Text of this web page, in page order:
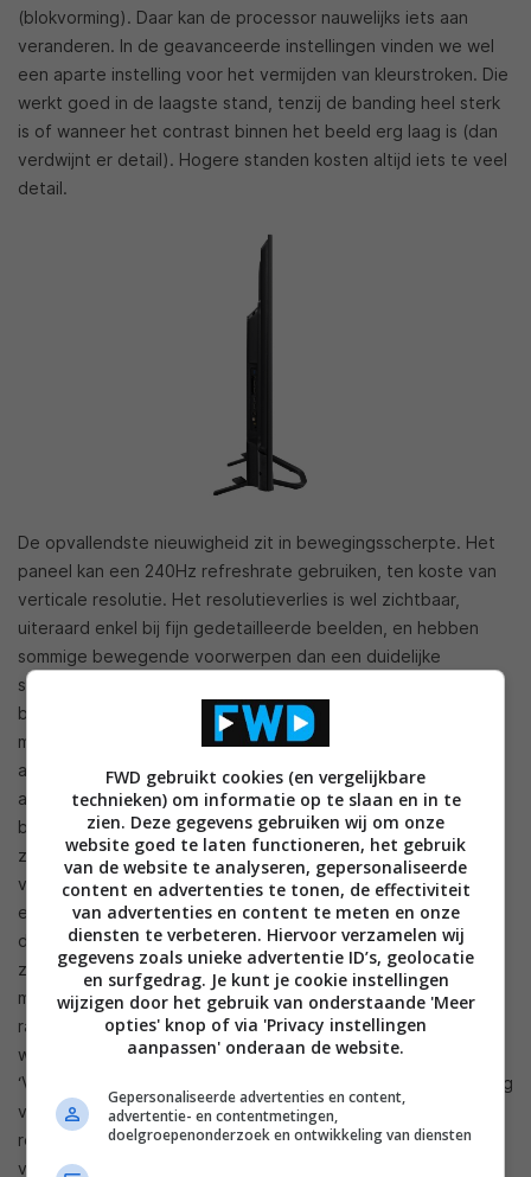
(blokvorming). Daar kan de processor nauwelijks iets aan
veranderen. In de geavanceerde instellingen vinden we wel
een aparte instelling voor het vermijden van kleurstroken. Die
werkt goed in de laagste stand, tenzij de banding heel sterk
is of wanneer het contrast binnen het beeld erg laag is (dan
verdwijnt er detail). Hogere standen kosten altijd iets te veel
detail.
De opvallendste nieuwigheid zit in bewegingsscherpte. Het
paneel kan een 240Hz refreshrate gebruiken, ten koste van
verticale resolutie. Het resolutieverlies is wel zichtbaar,
uiteraard enkel bij fijn gedetailleerde beelden, en hebben
sommige bewegende voorwerpen dan een duidelijke
sleepspoor. Je krijgt in de plaats wel verbeterde
bewegingsscherpte, dus je moet afwegen of je het de
moeite waard vindt. Als alternatief kan je Clear Motion
activeren, en zo een Black Frame Insertion (wat isBFI
activeren die werkt aan 120Hz. Daarmee win je ook
bewegingsscherpte, terwijl er zo goed als geen flikkering
zichtbaar is, in tegenstelling tot 60Hz BFI-technieken. Onze
voorkeur ging hier toch uit naar Clear Motion, mocht je de
extra bewegingsscherpte wensen. Hou er wel rekening mee
dat die donkere scènes overmatig verheldert. Overigens,
zonder deze twee technieken is het resultaat ook al goed,
maar verlies je een beetje detail en is er een vage zachte
rand rond bewegende voorwerpen. De motion interpolation
werkt goed zonder overmatige beeldartefacten, maar in
‘Vloeiend” kan het hier en daar nog steeds even een hapering
veroorzaken, tenzij je in 240Hz mode werkt, dan is het
resultaat uitstekend. De ‘Film’ preset liet in de intro-scène
van RED nog steeds te veel judder achter, voor een beter
FWD gebruikt cookies (en vergelijkbare
technieken) om informatie op te slaan en in te
zien. Deze gegevens gebruiken wij om onze
website goed te laten functioneren, het gebruik
van de website te analyseren, gepersonaliseerde
content en advertenties te tonen, de effectiviteit
van advertenties en content te meten en onze
diensten te verbeteren. Hiervoor verzamelen wij
gegevens zoals unieke advertentie ID’s, geolocatie
en surfgedrag. Je kunt je cookie instellingen
wijzigen door het gebruik van onderstaande 'Meer
opties' knop of via 'Privacy instellingen
aanpassen' onderaan de website.
Gepersonaliseerde advertenties en content,
advertentie- en contentmetingen,
doelgroepenonderzoek en ontwikkeling van diensten